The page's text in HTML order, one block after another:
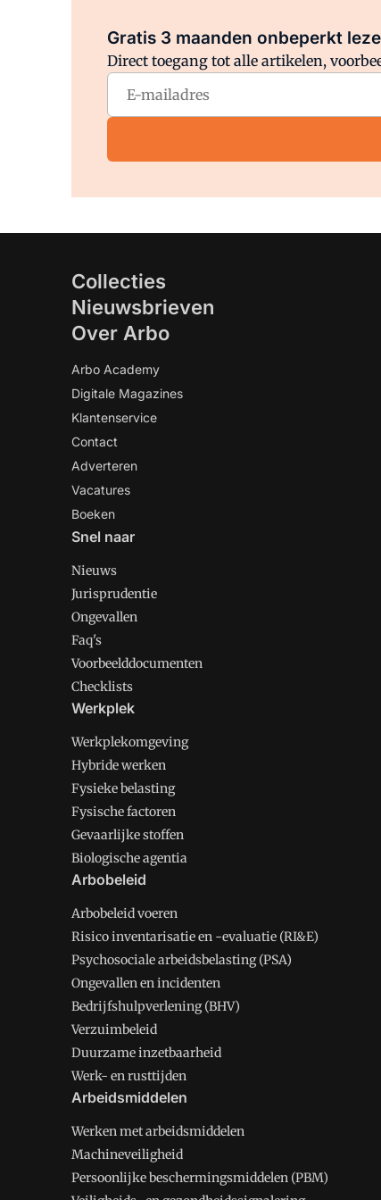
Gratis 3 maanden onbeperkt
Direct toegang tot alle artikelen,
Collecties
Nieuwsbrieven
Over Arbo
Arbo Academy
Digitale Magazines
Klantenservice
Contact
Adverteren
Vacatures
Boeken
Snel naar
Nieuws
Jurisprudentie
Ongevallen
Faq's
Voorbeelddocumenten
Checklists
Werkplek
Werkplekomgeving
Hybride werken
Fysieke belasting
Fysische factoren
Gevaarlijke stoffen
Biologische agentia
Arbobeleid
Arbobeleid voeren
Risico inventarisatie en -evaluatie (RI&E)
Psychosociale arbeidsbelasting (PSA)
Ongevallen en incidenten
Bedrijfshulpverlening (BHV)
Verzuimbeleid
Duurzame inzetbaarheid
Werk- en rusttijden
Arbeidsmiddelen
Werken met arbeidsmiddelen
Machineveiligheid
Persoonlijke beschermingsmiddelen (PBM)